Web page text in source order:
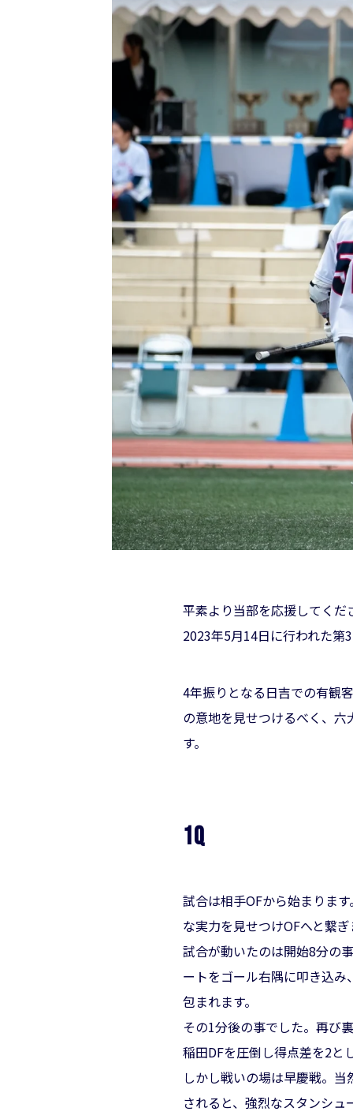
平素より当部を応援してく
2023年5月14日に行われた第
4年振りとなる日吉での有観
の意地を見せつけるべく、
す。
1Q
試合は相手OFから始まりま
な実力を見せつけOFへと繋ぎ
試合が動いたのは開始8分の
ートをゴール右隅に叩き込
包まれます。
その1分後の事でした。再び
稲田DFを圧倒し得点差を2と
しかし戦いの場は早慶戦。
されると、強烈なスタンシ